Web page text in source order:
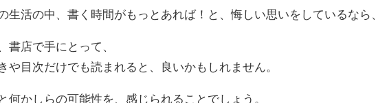
生活の中、書く時間がもっとあれば！と、悔しい思いをしているなら、
書店で手にとって、
や目次だけでも読まれると、良いかもしれません。
何かしらの可能性を、感じられることでしょう。